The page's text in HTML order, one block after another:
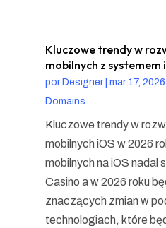
Kluczowe trendy w
mobilnych z systemem
porDesigner| mar 17, 2026
Domains
Kluczowe trendy w
mobilnych iOS w 2026
mobilnych na iOS nadal
Casino a w 2026 roku
znaczących zmian w
technologiach, które